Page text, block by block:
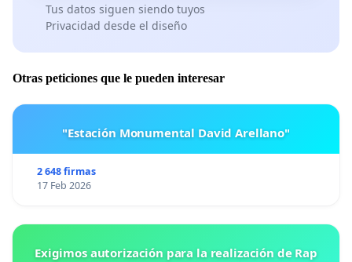
Tus datos siguen siendo tuyos
Privacidad desde el diseño
Otras peticiones que le pueden interesar
"Estación Monumental David Arellano"
2 648 firmas
17 Feb 2026
Exigimos autorización para la realización de Rap